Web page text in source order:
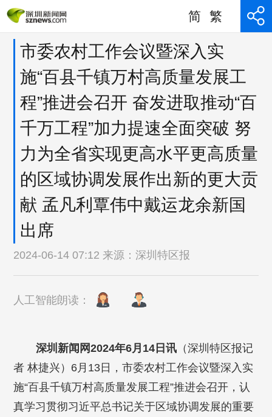
简 繁
市委农村工作会议暨深入实
施“百县千镇万村高质量发展工
程”推进会召开 奋发进取推动“百
千万工程”加力提速全面突破 努
力为全省实现更高水平更高质量
的区域协调发展作出新的更大贡
献 孟凡利覃伟中戴运龙余新国
出席
2024-06-14 07:12 来源：深圳特区报
人工智能朗读：
深圳新闻网2024年6月14日讯（深圳特区报记
者 林捷兴）6月13日，市委农村工作会议暨深入实
施“百县千镇万村高质量发展工程”推进会召开，认
真学习贯彻习近平总书记关于区域协调发展的重要